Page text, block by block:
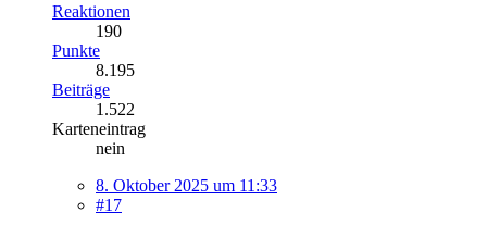
Reaktionen
190
Punkte
8.195
Beiträge
1.522
Karteneintrag
nein
8. Oktober 2025 um 11:33
#17